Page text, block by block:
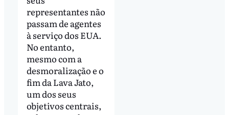
representantes não
passam de agentes
à serviço dos EUA.
No entanto,
mesmo com a
desmoralização e o
fim da Lava Jato,
um dos seus
objetivos centrais,